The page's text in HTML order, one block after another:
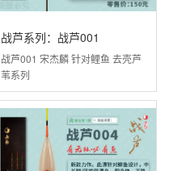
战芦系列：战芦001
战芦001 宋杰麟 针对鲤鱼 去壳芦
苇系列